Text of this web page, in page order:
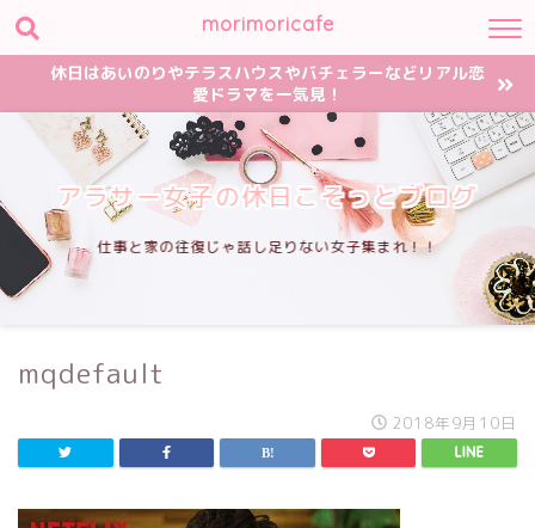
morimoricafe
休日はあいのりやテラスハウスやバチェラーなどリアル恋
愛ドラマを一気見！
アラサー女子の休日こそっとブログ
仕事と家の往復じゃ話し足りない女子集まれ！！
mqdefault
2018年9月10日